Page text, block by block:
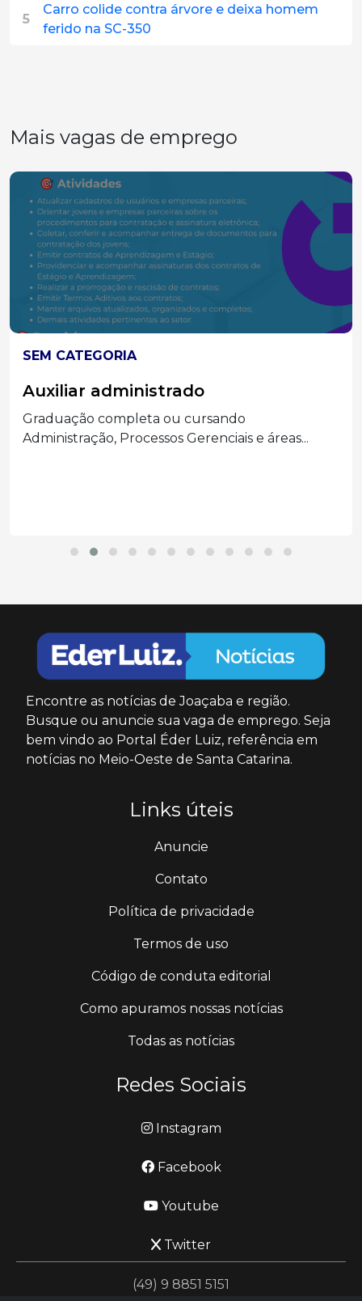
5
Carro colide contra árvore e deixa homem
ferido na SC-350
Mais vagas de emprego
SEM CATEGORIA
Auxiliar administrado
Graduação completa ou cursando
Administração, Processos Gerenciais e áreas...
Encontre as notícias de Joaçaba e região.
Busque ou anuncie sua vaga de emprego. Seja
bem vindo ao Portal Éder Luiz, referência em
notícias no Meio-Oeste de Santa Catarina.
Links úteis
Anuncie
Contato
Política de privacidade
Termos de uso
Código de conduta editorial
Como apuramos nossas notícias
Todas as notícias
Redes Sociais
Instagram
Facebook
Youtube
Twitter
(49) 9 8851 5151